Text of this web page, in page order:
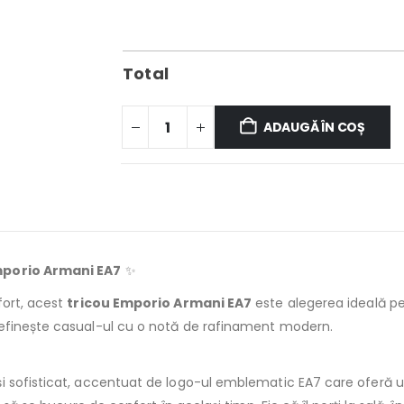
Total
ADAUGĂ ÎN COȘ
Armani EA7 ✨
acest tricou Emporio Armani EA7 este alegerea ideală
casual-ul cu o notă de rafinament modern.
sofisticat, accentuat de logo-ul emblematic EA7 care oferă